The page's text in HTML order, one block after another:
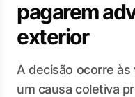
pagarem
exterior
A decisão ocorre
um causa coletiva